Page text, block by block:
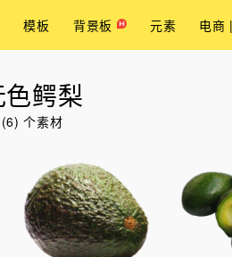
模板 背景板 元素 电商
色鳄梨
(6) 个素材